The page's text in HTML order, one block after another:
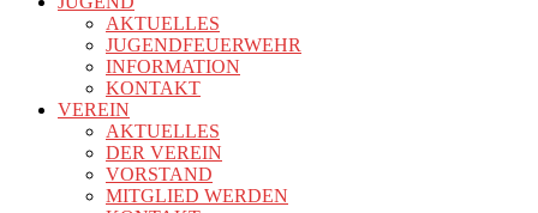
AKTUELLES
JUGENDFEUERWEHR
INFORMATION
KONTAKT
VEREIN
AKTUELLES
DER VEREIN
VORSTAND
MITGLIED WERDEN